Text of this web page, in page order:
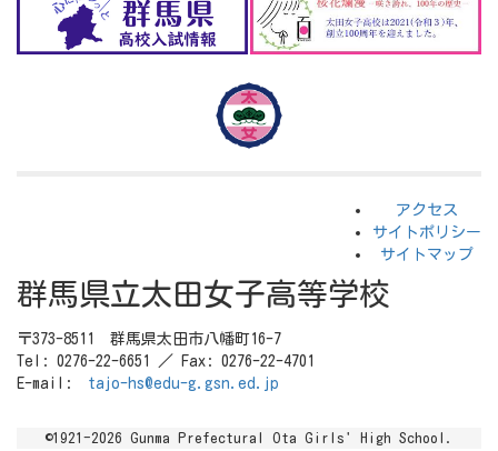
アクセス
サイトポリシー
サイトマップ
群馬県立太田女子高等学校
〒373-8511 群馬県太田市八幡町16-7
Tel: 0276-22-6651 ／ Fax: 0276-22-4701
E-mail: tajo-hs@edu-g.gsn.ed.jp
©1921-2026 Gunma Prefectural Ota Girls' High School.